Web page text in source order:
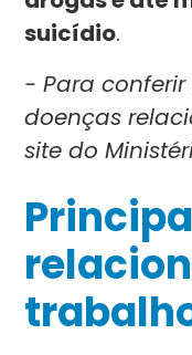
suicídio.
- Para
doenças
site do